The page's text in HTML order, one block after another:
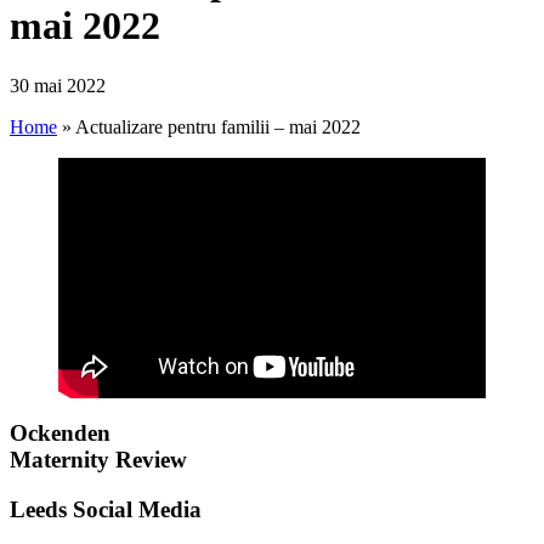
mai 2022
30 mai 2022
Home » Actualizare pentru familii – mai 2022
Ockenden
Maternity Review
Leeds Social Media